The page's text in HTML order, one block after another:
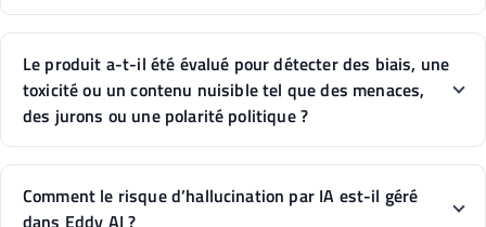
Le produit a-t-il été évalué pour détecter des biais, une
toxicité ou un contenu nuisible tel que des menaces,
des jurons ou une polarité politique ?
Comment le risque d’hallucination par IA est-il géré
dans Eddy AI ?